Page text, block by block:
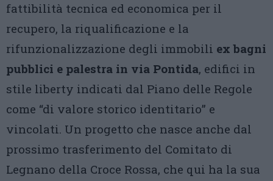
fattibilità tecnica ed economica per il
recupero, la riqualificazione e la
rifunzionalizzazione degli immobili ex bagni
pubblici e palestra in via Pontida, edifici in
stile liberty indicati dal Piano delle Regole
come “di valore storico identitario” e
vincolati. Un progetto che nasce anche dal
prossimo trasferimento del Comitato di
Legnano della Croce Rossa, che qui ha la sua